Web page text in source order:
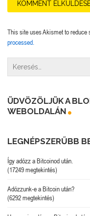
This site uses Akismet to reduce
processed.
ÜDVÖZÖLJÜK A
WEBOLDALÁN
LEGNÉPSZERŰBB
Így adózz a Bitcoinod után.
(17249 megtekintés)
Adózzunk-e a Bitcoin után?
(6292 megtekintés)